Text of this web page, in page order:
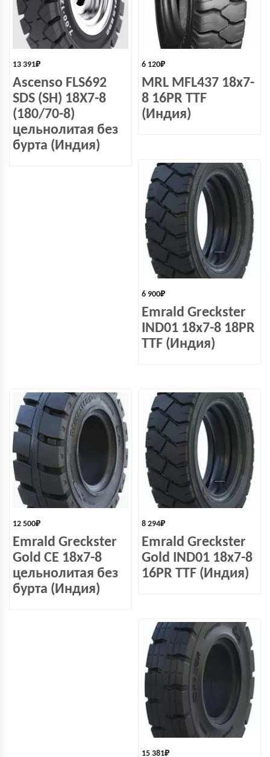
13 391₽
Ascenso FLS692
SDS (SH) 18X7-8
(180/70-8)
цельнолитая без
бурта (Индия)
6 120₽
MRL MFL437 18x7-
8 16PR TTF
(Индия)
6 900₽
Emrald Greckster
IND01 18x7-8 18PR
TTF (Индия)
12 500₽
Emrald Greckster
Gold СЕ 18х7-8
цельнолитая без
бурта (Индия)
8 294₽
Emrald Greckster
Gold IND01 18x7-8
16PR TTF (Индия)
15 381₽